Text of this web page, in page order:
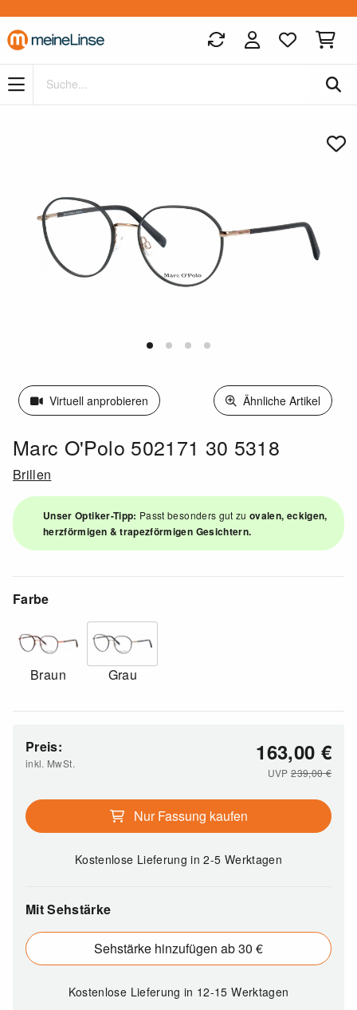
Zum Hauptinhalt springen
Virtuell anprobieren Ähnliche Artikel
Marc O'Polo 502171 30 5318
Brillen
Unser Optiker-Tipp: Passt besonders gut zuovalen, eckigen,
herzförmigen & trapezförmigen Gesichtern.
Farbe
Braun Grau
Preis:
inkl. MwSt. 163,00 €
UVP239,00€
Nur Fassung kaufen
Kostenlose Lieferungin 2-5 Werktagen
Mit Sehstärke
Sehstärke hinzufügen ab 30 €
Kostenlose Lieferungin 12-15 Werktagen